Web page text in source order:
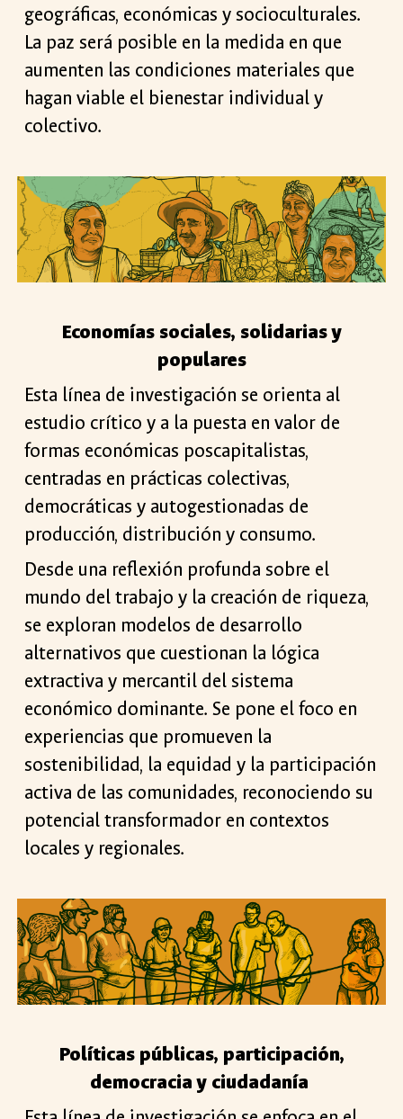
geográficas, económicas y socioculturales.
La paz será posible en la medida en que
aumenten las condiciones materiales que
hagan viable el bienestar individual y
colectivo.
Economías sociales, solidarias y
populares
Esta línea de investigación se orienta al
estudio crítico y a la puesta en valor de
formas económicas poscapitalistas,
centradas en prácticas colectivas,
democráticas y autogestionadas de
producción, distribución y consumo.
Desde una reflexión profunda sobre el
mundo del trabajo y la creación de riqueza,
se exploran modelos de desarrollo
alternativos que cuestionan la lógica
extractiva y mercantil del sistema
económico dominante. Se pone el foco en
experiencias que promueven la
sostenibilidad, la equidad y la participación
activa de las comunidades, reconociendo su
potencial transformador en contextos
locales y regionales.
Políticas públicas, participación,
democracia y ciudadanía